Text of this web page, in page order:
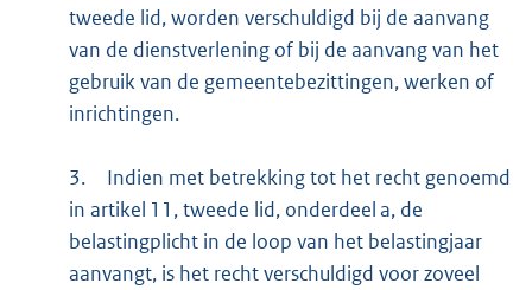
tweede lid, worden verschuldigd bij de aanvang
van de dienstverlening of bij de aanvang van het
gebruik van de gemeentebezittingen, werken of
inrichtingen.
3.
Indien met betrekking tot het recht genoemd
in artikel 11, tweede lid, onderdeel a, de
belastingplicht in de loop van het belastingjaar
aanvangt, is het recht verschuldigd voor zoveel